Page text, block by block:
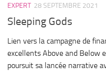
EXPERT 28 SEPTEMBRE 2021
Sleeping Gods
Lien vers la campagne de
excellents Above and Below
poursuit sa lancée narrative